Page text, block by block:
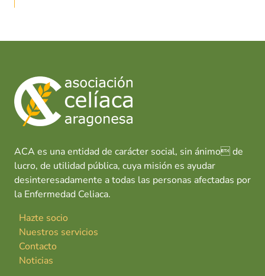
ACA es una entidad de carácter social, sin ánimo de
lucro, de utilidad pública, cuya misión es ayudar
desinteresadamente a todas las personas afectadas por
la Enfermedad Celiaca.
Hazte socio
Nuestros servicios
Contacto
Noticias